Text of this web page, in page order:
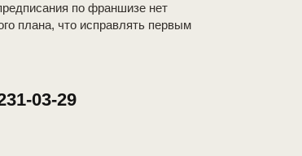
по франшизе нет
плана, что исправлять первым
03-29